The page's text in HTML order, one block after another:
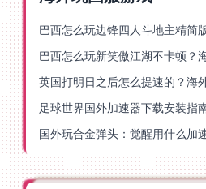
英国打明日之后怎么提速的？海